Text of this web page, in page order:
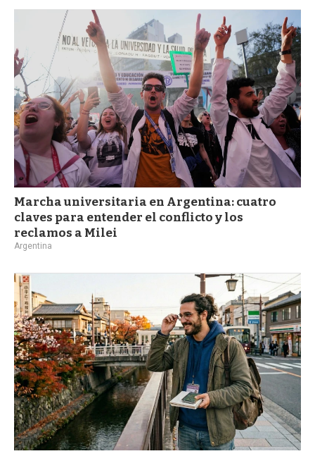
Marcha universitaria en Argentina: cuatro
claves para entender el conflicto y los
reclamos a Milei
Argentina